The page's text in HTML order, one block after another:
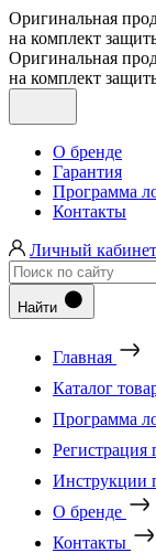
Оригинальная
на комплект
Оригинальная
на комплект
О бренде
Гарантия
Программа
Контакты
Личный кабинет
Найти
Главная
Каталог
Программа
Регистрация
Инструкции
О бренде
Контакты